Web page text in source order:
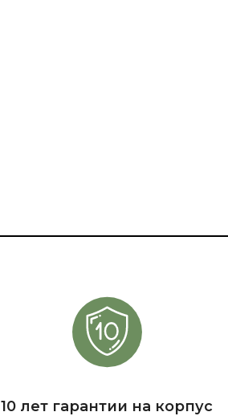
10 лет гарантии на корпус